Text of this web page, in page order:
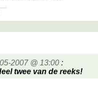
2007 @ 13:00 :
twee van de reeks!